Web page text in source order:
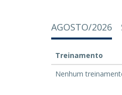
AGOSTO/2026
Treinamento
Nenhum